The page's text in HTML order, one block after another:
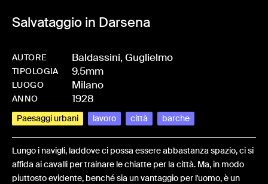
Salvataggio in Darsena
AUTORE Baldassini, Guglielmo
TIPOLOGIA 9.5mm
LUOGO Milano
ANNO 1928
Paesaggi urbani lavoro città barche
Lungo i navigli, laddove ci possa essere abbastanza spazio, ci si
affida ai cavalli per trainare le chiatte per la città. Ma, in modo
piuttosto evidente, benché sia un vantaggio per l'uomo, è un